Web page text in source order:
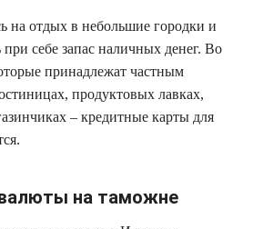
на отдых в небольшие городки и
себе запас наличных денег. Во
принадлежат частным
продуктовых лавках,
– кредитные карты для
на таможне